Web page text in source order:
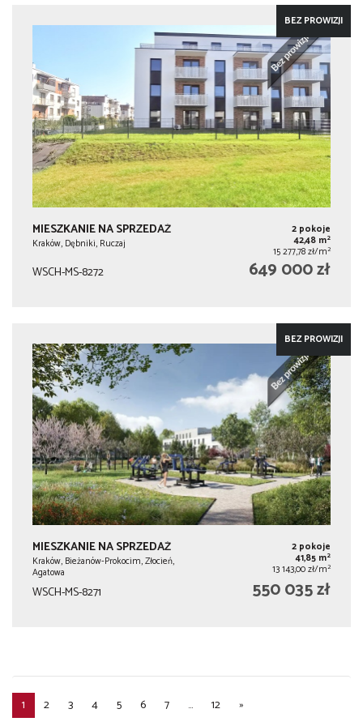
BEZ PROWIZJI
MIESZKANIE NA SPRZEDAŻ
Kraków, Dębniki, Ruczaj
2 pokoje
42,48 m2
15 277,78 zł/m2
WSCH-MS-8272 649 000 zł
BEZ PROWIZJI
MIESZKANIE NA SPRZEDAŻ
Kraków, Bieżanów-Prokocim, Złocień,
Agatowa
2 pokoje
41,85 m2
13 143,00 zł/m2
WSCH-MS-8271 550 035 zł
1 2 3 4 5 6 7 ... 12 »